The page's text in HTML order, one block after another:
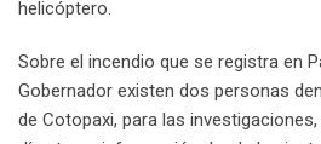
helicóptero.
Sobre el incendio que se registra en
Gobernador existen dos personas
de Cotopaxi, para las